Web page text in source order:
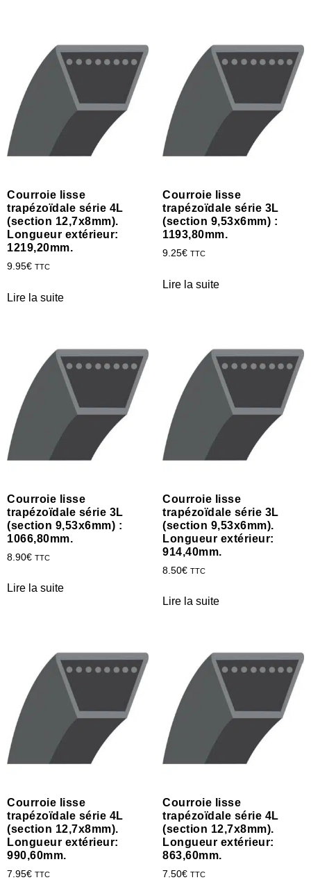
Courroie lisse
trapézoïdale série 4L
(section 12,7x8mm).
Longueur extérieur:
1219,20mm.
9.95€ TTC
Lire la suite
Courroie lisse
trapézoïdale série 3L
(section 9,53x6mm) :
1193,80mm.
9.25€ TTC
Lire la suite
Courroie lisse
trapézoïdale série 3L
(section 9,53x6mm) :
1066,80mm.
8.90€ TTC
Lire la suite
Courroie lisse
trapézoïdale série 3L
(section 9,53x6mm).
Longueur extérieur:
914,40mm.
8.50€ TTC
Lire la suite
Courroie lisse
trapézoïdale série 4L
(section 12,7x8mm).
Longueur extérieur:
990,60mm.
7.95€ TTC
Courroie lisse
trapézoïdale série 4L
(section 12,7x8mm).
Longueur extérieur:
863,60mm.
7.50€ TTC